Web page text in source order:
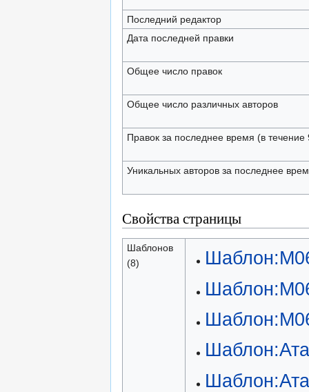
Последний редактор
Дата последней правки
Общее число правок
Общее число различных авторов
Правок за последнее время (в течение
Уникальных авторов за последнее
Свойства страницы
Шаблонов
(8)